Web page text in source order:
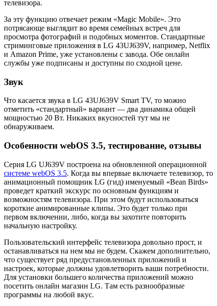
телевизора.
За эту функцию отвечает режим «Magic Mobile». Это
потрясающе выглядит во время семейных встреч для
просмотра фотографий и подобных моментов. Стандартные
стриминговые приложения в LG 43UJ639V, например, Netflix
и Amazon Prime, уже установлены с завода. Обе онлайн
службы уже подписаны и доступны по сходной цене.
Звук
Что касается звука в LG 43UJ639V Smart TV, то можно
отметить «стандартный» вариант — два динамика общей
мощностью 20 Вт. Никаких вкусностей тут мы не
обнаруживаем.
Особенности webOS 3.5, тестирование, отзывы
Серия LG UJ639V построена на обновленной операционной
системе webOS 3.5. Когда вы впервые включаете телевизор, то
анимационный помощник LG (гид) именуемый «Bean Birds»
проведет краткий экскурс по основным функциям и
возможностям телевизора. При этом будут использоваться
короткие анимированные клипы. Это будет только при
первом включении, либо, когда вы захотите повторить
начальную настройку.
Пользовательский интерфейс телевизора довольно прост, и
останавливаться на нем мы не будем. Скажем дополнительно,
что существует ряд предустановленных приложений и
настроек, которые должны удовлетворить ваши потребности.
Для установки большего количества приложений можно
посетить онлайн магазин LG. Там есть разнообразные
программы на любой вкус.